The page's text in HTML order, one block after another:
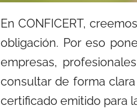
En CONFICERT,
obligación. Por eso
empresas, profesionales
consultar de forma
certificado emitido para